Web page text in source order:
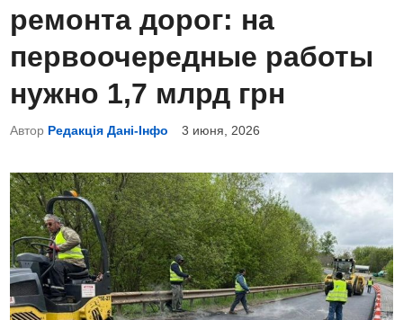
и
к
в
н
в
ремонта дорог: на
первоочередные работы
нужно 1,7 млрд грн
Автор Редакція Дані-Інфо 3 июня, 2026